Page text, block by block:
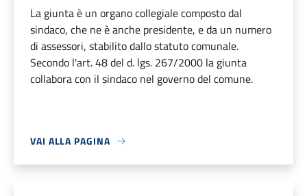
La giunta è un organo collegiale composto dal
sindaco, che ne è anche presidente, e da un numero
di assessori, stabilito dallo statuto comunale.
Secondo l'art. 48 del d. lgs. 267/2000 la giunta
collabora con il sindaco nel governo del comune.
VAI ALLA PAGINA